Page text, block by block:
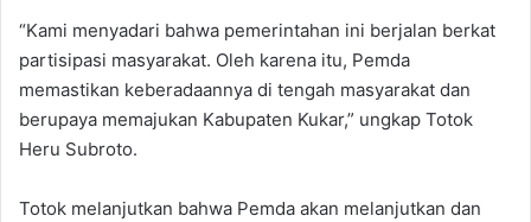
“Kami menyadari bahwa pemerintahan ini berjalan berkat
partisipasi masyarakat. Oleh karena itu, Pemda
memastikan keberadaannya di tengah masyarakat dan
berupaya memajukan Kabupaten Kukar,” ungkap Totok
Heru Subroto.
Totok melanjutkan bahwa Pemda akan melanjutkan dan